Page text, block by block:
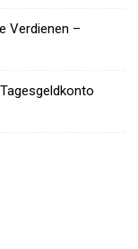
Verdienen –